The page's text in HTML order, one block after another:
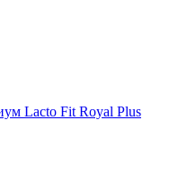
Lacto Fit Royal Plus